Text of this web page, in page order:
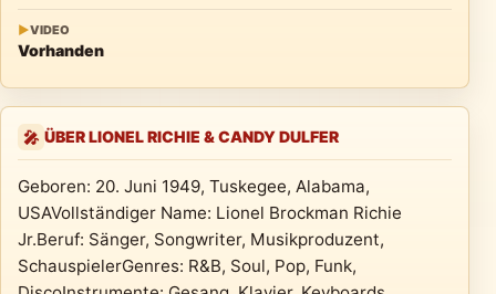
▶VIDEO
Vorhanden
🎤 ÜBER LIONEL RICHIE & CANDY DULFER
Geboren: 20. Juni 1949, Tuskegee, Alabama,
USAVollständiger Name: Lionel Brockman Richie
Jr.Beruf: Sänger, Songwriter, Musikproduzent,
SchauspielerGenres: R&B, Soul, Pop, Funk,